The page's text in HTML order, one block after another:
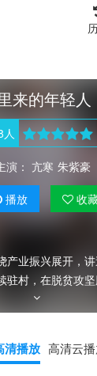
来的年轻人
人
演： 亢寒 朱紫豪
播放 收
产业振兴展开，
驻村，在脱贫攻
信念和尽职尽责
实现共同富裕。
清播放 高清云